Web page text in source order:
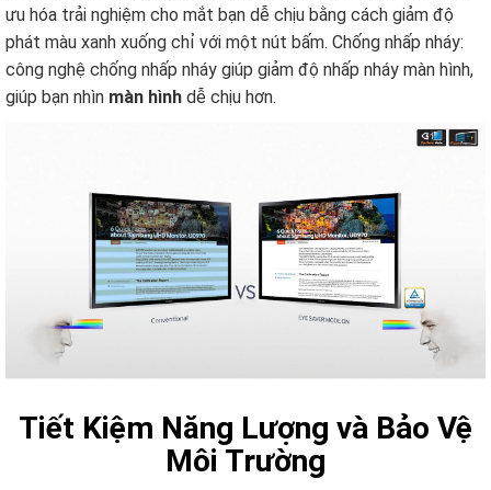
ưu hóa trải nghiệm cho mắt bạn dễ chịu bằng cách giảm độ
phát màu xanh xuống chỉ với một nút bấm. Chống nhấp nháy:
công nghệ chống nhấp nháy giúp giảm độ nhấp nháy màn hình,
giúp bạn nhìn màn hình dễ chịu hơn.
Tiết Kiệm Năng Lượng và Bảo Vệ
Môi Trường